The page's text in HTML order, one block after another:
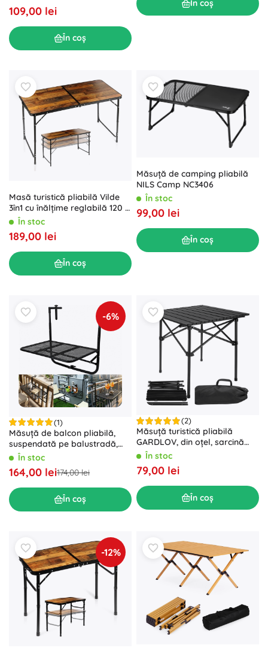
109,00 lei
În coș
În coș
Masă turistică pliabilă Vilde
3în1 cu înălțime reglabilă 120 ×
60 cm
În stoc
189,00 lei
În coș
Măsuță de camping pliabilă
NILS Camp NC3406
În stoc
99,00 lei
În coș
-6%
(1)
Măsuță de balcon pliabilă,
suspendată pe balustradă,
reglabilă, capacitate de
încărcare 30 kg
În stoc
164,00 lei174,00 lei
În coș
(2)
Măsuță turistică pliabilă
GARDLOV, din oțel, sarcină
maximă 70 kg, neagră
În stoc
79,00 lei
În coș
-12%